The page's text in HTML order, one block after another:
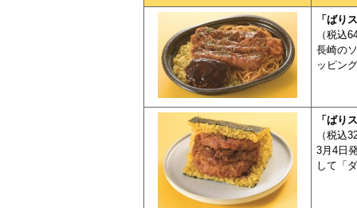
「ばり
（税込
長崎の
ッピン
「ばり
（税込
3月4日
して「